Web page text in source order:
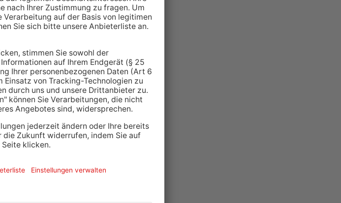
in Hain-
eine gebrochene
wird eine